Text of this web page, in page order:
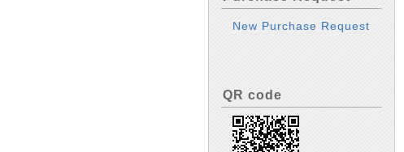
New Purchase Request
QR code